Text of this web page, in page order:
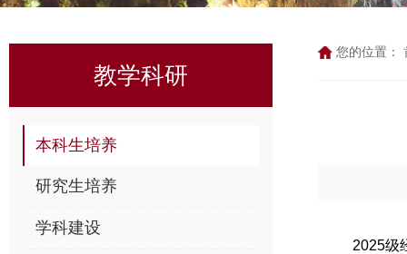
教学科研
本科生培养
研究生培养
学科建设
您的位置：
2025级